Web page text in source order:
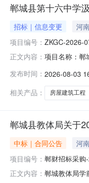
郸城县第十六中学
招标｜信息变更 河
项目编号： ZKGC-2026-
正文内容： 项目名称：郸
项目于2026
问题导致投标
发布时间： 2026-08-03
相关产品：
房屋建筑工程
郸城县教体局关于
中标｜合同公告 河
项目编号： 郸财招标采购
正文内容： 郸城教体局学